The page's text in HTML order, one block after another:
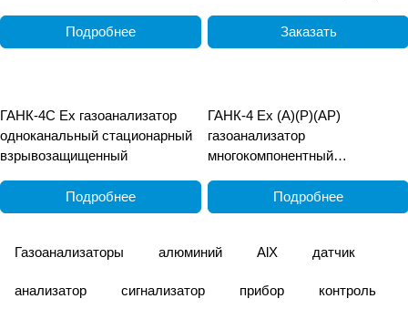
Подробнее Заказать
ГАНК-4С Ех газоанализатор
одноканальный стационарный
взрывозащищенный
Подробнее
ГАНК-4 Ех (А)(Р)(АР)
газоанализатор
многокомпонентный
переноснойПодробнее
Газоанализаторы алюминий AlX датчик
анализатор сигнализатор прибор контроль